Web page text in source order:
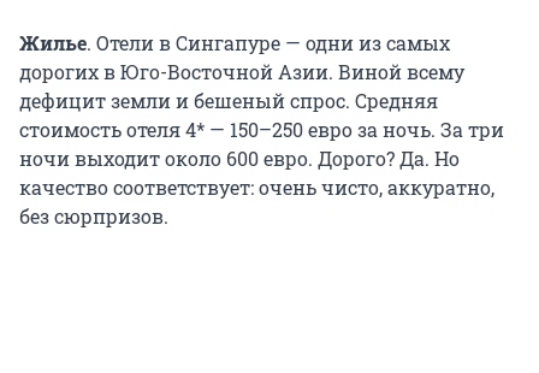
Жилье. Отели в Сингапуре — одни из самых
дорогих в Юго-Восточной Азии. Виной всему
дефицит земли и бешеный спрос. Средняя
стоимость отеля 4* — 150–250 евроза ночь. За три
ночи выходит около 600 евро. Дорого? Да. Но
качество соответствует: очень чисто, аккуратно,
без сюрпризов.